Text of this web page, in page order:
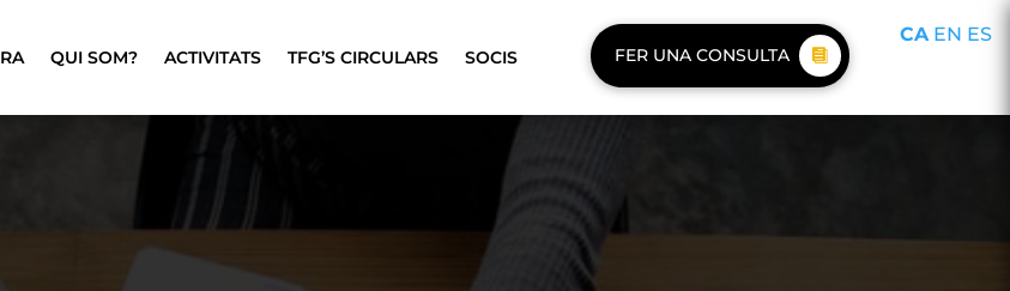
QUI SOM? ACTIVITATS TFG’S CIRCULARS SOCIS FER UNA CONSULTA
CA EN ES